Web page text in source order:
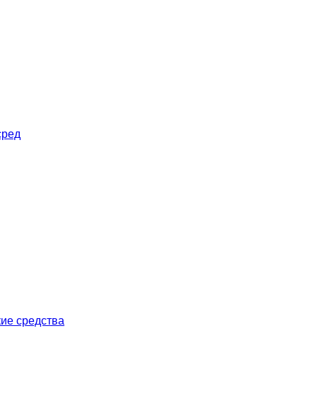
средства